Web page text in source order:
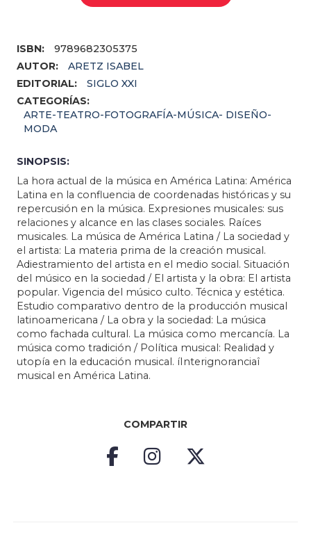
ISBN:
9789682305375
AUTOR:
ARETZ ISABEL
EDITORIAL:
SIGLO XXI
CATEGORÍAS:
ARTE-TEATRO-FOTOGRAFÍA-MÚSICA- DISEÑO-
MODA
SINOPSIS:
La hora actual de la música en América Latina: América
Latina en la confluencia de coordenadas históricas y su
repercusión en la música. Expresiones musicales: sus
relaciones y alcance en las clases sociales. Raíces
musicales. La música de América Latina / La sociedad y
el artista: La materia prima de la creación musical.
Adiestramiento del artista en el medio social. Situación
del músico en la sociedad / El artista y la obra: El artista
popular. Vigencia del músico culto. Técnica y estética.
Estudio comparativo dentro de la producción musical
latinoamericana / La obra y la sociedad: La música
como fachada cultural. La música como mercancía. La
música como tradición / Política musical: Realidad y
utopía en la educación musical. íInterignoranciaî
musical en América Latina.
COMPARTIR